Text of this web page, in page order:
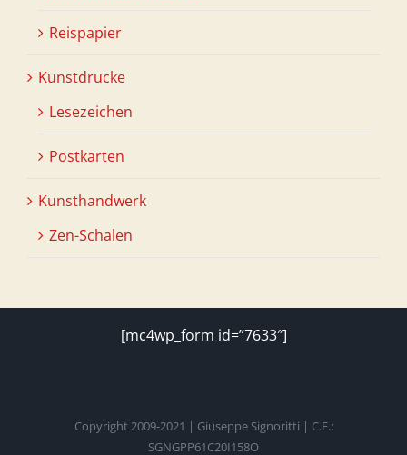
Reispapier
Kunstdrucke
Lesezeichen
Postkarten
Kunsthandwerk
Zen-Schalen
[mc4wp_form id=”7633″]
Copyright 2009-2021 | Giuseppe Signoritti | C.F.:
SGNGPP61C20I158O